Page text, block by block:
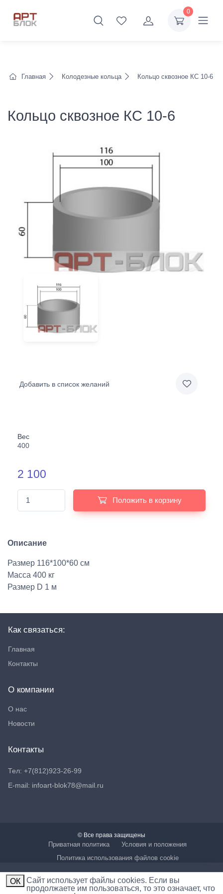
0
Главная Колодезные кольца Кольцо сквозное КС 10-6
Кольцо сквозное КС 10-6
Добавить в список желаний
Вес
400
2 100
Положить в корзину
Описание
Размер 116*100*60 см
Масса 400 кг
Размер D 1 м
Как связаться:
Главная
Контакты
О компании
О нас
Новости
Контакты
Тел: +7(812)923-26-99
E-mail: infoart-blok78@mail.ru
© Все права защищены
Приватная политика
Условия и положения
Политика использования файлов cookie
ОК
Cайт использует файлы cookies. Если вы
продолжаете им пользоваться, то это означает, что